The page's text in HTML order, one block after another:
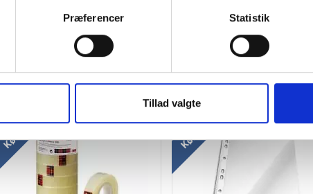
Præferencer Statistik
Tillad valgte
Køb mere og spar Køb mere og spar